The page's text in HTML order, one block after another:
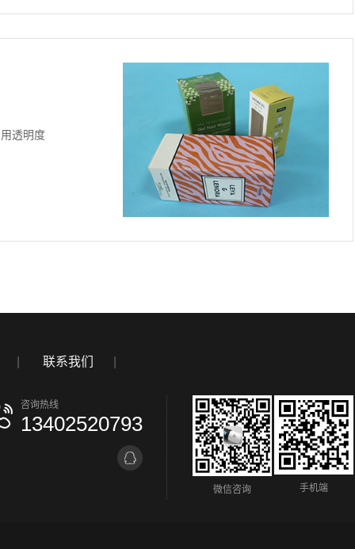
透明度
联系我们
咨询热线
13402520793
微信咨询 手机端